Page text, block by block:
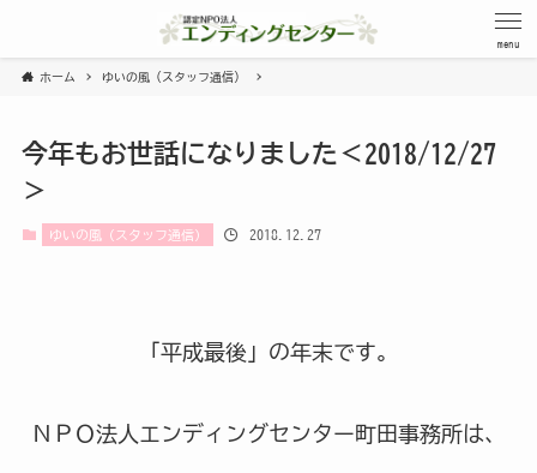
menu
ホーム ゆいの風（スタッフ通信）
今年もお世話になりました＜2018/12/27
＞
ゆいの風（スタッフ通信） 2018.12.27
「平成最後」の年末です。
ＮＰＯ法人エンディングセンター町田事務所は、